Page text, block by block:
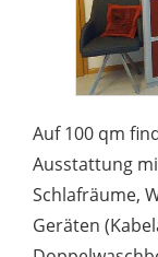
Auf 100 qm
Ausstattung
Schlafräume,
Geräten